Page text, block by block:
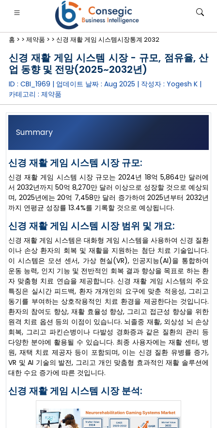
·금융·보험• 소비재
홈 > > 제약품 > > 신경 재활 게임 시스템시장통계 2032
신경 재활 게임 시스템 시장 - 규모, 점유율, 산
업 동향 및 전망(2025~2032년)
ID : CBI_1969 | 업데이트 날짜 : Aug 2025 | 작성자 : Yogesh K|
카테고리 : 제약품
Summary
신경 재활 게임 시스템 시장 규모:
신경 재활 게임 시스템 시장 규모는 2024년 18억 5,864만 달러에
서 2032년까지 50억 8,270만 달러 이상으로 성장할 것으로 예상되
며, 2025년에는 20억 7,458만 달러 증가하여 2025년부터 2032년
까지 연평균 성장률 13.4%를 기록할 것으로 예상됩니다.
신경 재활 게임 시스템 시장 범위 및 개요:
신경 재활 게임 시스템은 대화형 게임 시스템을 사용하여 신경 질환
이나 손상 환자의 회복 및 재활을 지원하는 첨단 치료 기술입니다.
이 시스템은 모션 센서, 가상 현실(VR), 인공지능(AI)을 통합하여
운동 능력, 인지 기능 및 전반적인 회복 결과 향상을 목표로 하는 환
자 맞춤형 치료 연습을 제공합니다. 신경 재활 게임 시스템의 주요
특징은 실시간 피드백, 환자 개개인의 요구에 맞춘 적응성, 그리고
동기를 부여하는 상호작용적인 치료 환경을 제공한다는 것입니다.
환자의 참여도 향상, 재활 효율성 향상, 그리고 접근성 향상을 위한
원격 치료 옵션 등의 이점이 있습니다. 뇌졸중 재활, 외상성 뇌 손상
회복, 그리고 파킨슨병이나 다발성 경화증과 같은 질환의 관리 등
다양한 분야에 활용될 수 있습니다. 최종 사용자에는 재활 센터, 병
원, 재택 치료 제공자 등이 포함되며, 이는 신경 질환 유병률 증가,
VR 및 AI 기술의 발전, 그리고 개인 맞춤형 효과적인 재활 솔루션에
대한 수요 증가에 따른 것입니다.
신경 재활 게임 시스템 시장 분석: